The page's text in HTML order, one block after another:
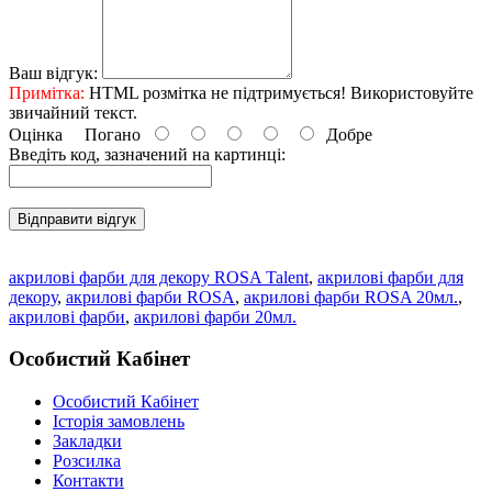
Ваш відгук:
Примітка: HTML розмітка не підтримується! Використовуйте
звичайний текст.
Оцінка Погано
Добре
Введіть код, зазначений на картинці:
Відправити відгук
акрилові фарби для декору ROSA Talent, акрилові фарби для
декору, акрилові фарби ROSA, акрилові фарби ROSA 20мл.,
акрилові фарби, акрилові фарби 20мл.
Особистий Кабінет
Особистий Кабінет
Історія замовлень
Закладки
Розсилка
Контакти